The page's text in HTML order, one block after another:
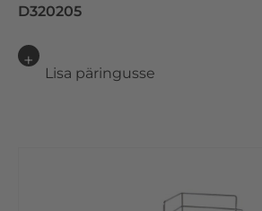
D320205
Lisa päringusse